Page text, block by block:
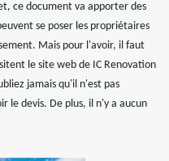
ce document va apporter des
se poser les propriétaires
Mais pour l'avoir, il faut
le site web de IC Renovation
jamais qu'il n'est pas
le devis. De plus, il n'y a aucun